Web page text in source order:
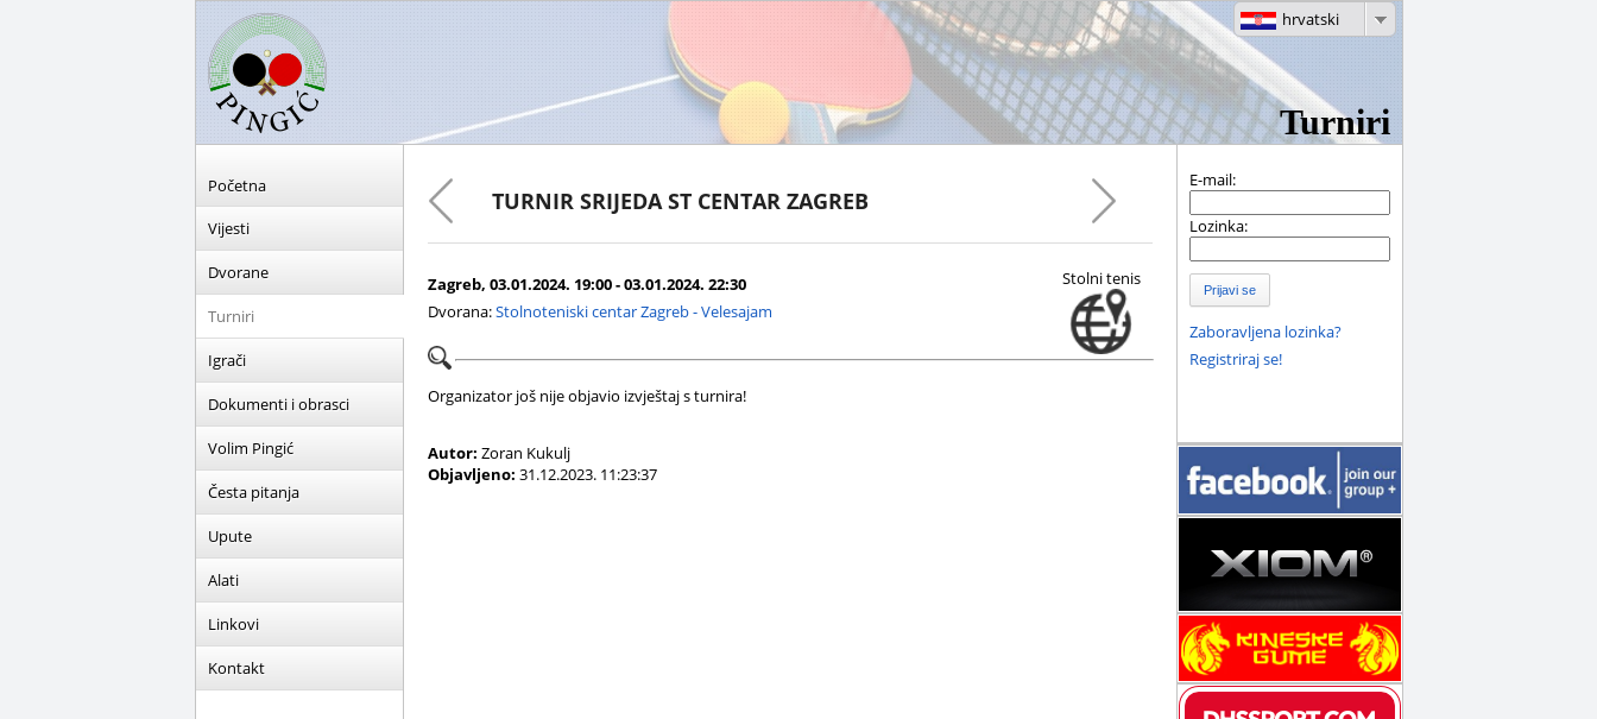
Turniri
hrvatski
Početna
Vijesti
Dvorane
Turniri
Igrači
Dokumenti i obrasci
Volim Pingić
Česta pitanja
Upute
Alati
Linkovi
Kontakt
TURNIR SRIJEDA ST CENTAR ZAGREB
Zagreb, 03.01.2024. 19:00 - 03.01.2024. 22:30
Dvorana:Stolnoteniski centar Zagreb - Velesajam
Stolni tenis
Organizator još nije objavio izvještaj s turnira!
Autor: Zoran Kukulj
Objavljeno: 31.12.2023. 11:23:37
E-mail:
Lozinka:
Prijavi se
Zaboravljena lozinka?
Registriraj se!